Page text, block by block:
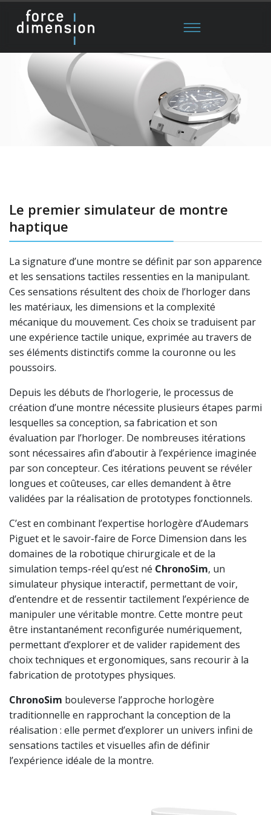
Le premier simulateur de montre
haptique
La signature d’une montre se définit par son apparence
et les sensations tactiles ressenties en la manipulant.
Ces sensations résultent des choix de l’horloger dans
les matériaux, les dimensions et la complexité
mécanique du mouvement. Ces choix se traduisent par
une expérience tactile unique, exprimée au travers de
ses éléments distinctifs comme la couronne ou les
poussoirs.
Depuis les débuts de l’horlogerie, le processus de
création d’une montre nécessite plusieurs étapes parmi
lesquelles sa conception, sa fabrication et son
évaluation par l’horloger. De nombreuses itérations
sont nécessaires afin d’aboutir à l’expérience imaginée
par son concepteur. Ces itérations peuvent se révéler
longues et coûteuses, car elles demandent à être
validées par la réalisation de prototypes fonctionnels.
C’est en combinant l’expertise horlogère d’Audemars
Piguet et le savoir-faire de Force Dimension dans les
domaines de la robotique chirurgicale et de la
simulation temps-réel qu’est né ChronoSim, un
simulateur physique interactif, permettant de voir,
d’entendre et de ressentir tactilement l’expérience de
manipuler une véritable montre. Cette montre peut
être instantanément reconfigurée numériquement,
permettant d’explorer et de valider rapidement des
choix techniques et ergonomiques, sans recourir à la
fabrication de prototypes physiques.
ChronoSim bouleverse l’approche horlogère
traditionnelle en rapprochant la conception de la
réalisation : elle permet d’explorer un univers infini de
sensations tactiles et visuelles afin de définir
l’expérience idéale de la montre.